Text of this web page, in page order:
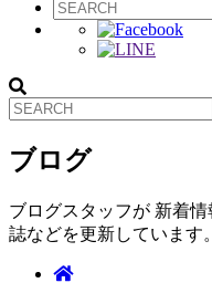
ブログ
ブログスタッフが 新着
誌などを更新しています